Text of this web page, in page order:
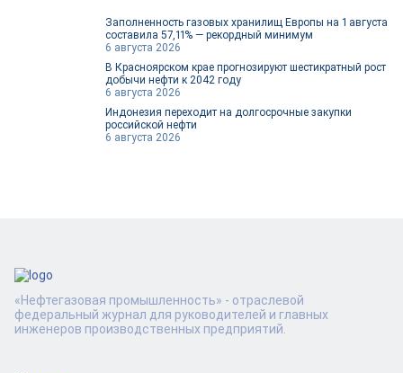
Заполненность газовых хранилищ Европы на 1 августа
составила 57,11% — рекордный минимум
6 августа 2026
В Красноярском крае прогнозируют шестикратный рост
добычи нефти к 2042 году
6 августа 2026
Индонезия переходит на долгосрочные закупки
российской нефти
6 августа 2026
«Нефтегазовая промышленность» - отраслевой
федеральный журнал для руководителей и главных
инженеров производственных предприятий.